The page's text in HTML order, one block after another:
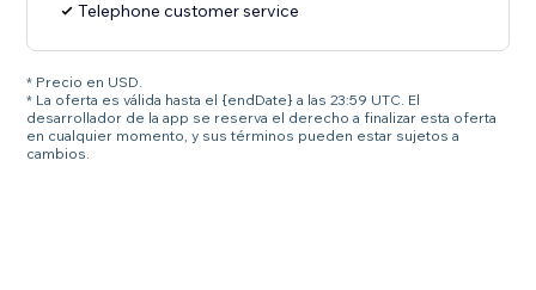
Telephone customer service
* Precio en USD.
* La oferta es válida hasta el {endDate} a las 23:59 UTC. El
desarrollador de la app se reserva el derecho a finalizar esta oferta
en cualquier momento, y sus términos pueden estar sujetos a
cambios.